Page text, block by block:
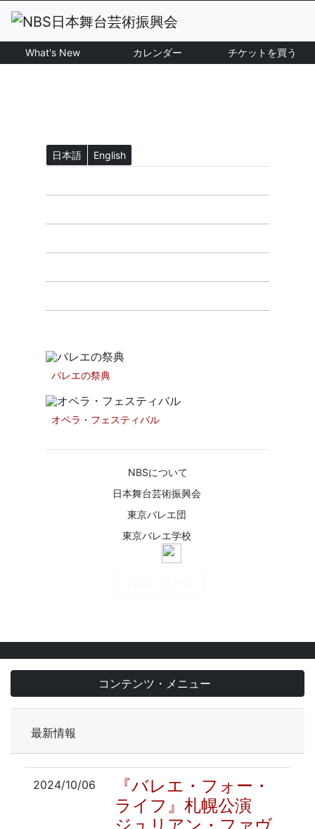
What's New カレンダー チケットを買う
日本語 English
バレエの祭典
オペラ・フェスティバル
NBSについて
日本舞台芸術振興会
東京バレエ団
東京バレエ学校
コンテンツ・メニュー
最新情報
2024/10/06
『バレエ・フォー・
ライフ』札幌公演